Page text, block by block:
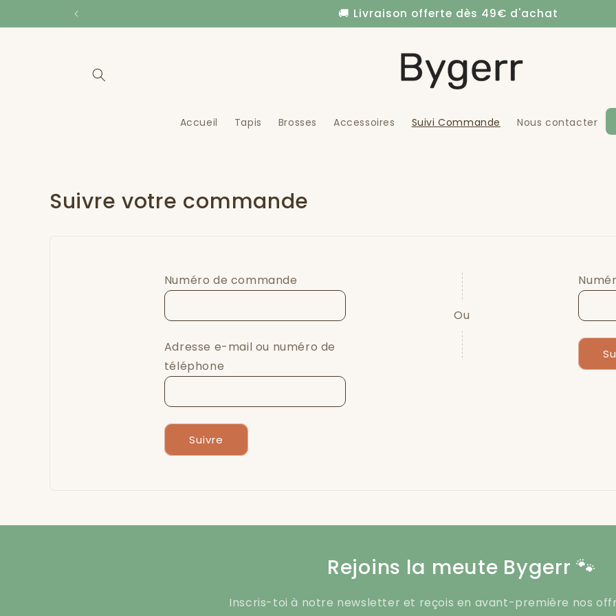
au
🚚 Livraison offerte dès 49€ d'achat
Accueil Tapis Brosses Accessoires Suivi Commande Nous contacter
Suivre votre commande
Numéro de commande
Adresse e-mail ou numéro de
téléphone
Suivre
Ou
Rejoins la meute Bygerr 🐾
Inscris-toi à notre newsletter et reçois en avant-première nos